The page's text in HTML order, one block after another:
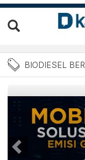
Berita
BIODIESEL